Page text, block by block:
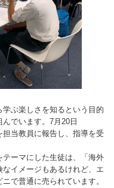
ぶ楽しさを知るという目的
でいます。7月20日
担当教員に報告し、指導を受
ーマにした生徒は、「海外
イメージもあるけれど、エ
で普通に売られています。